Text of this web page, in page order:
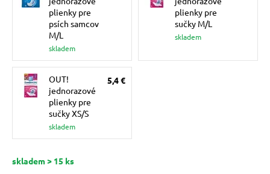
mačky
podložky
plienky pre
psích samcov
M/L
skladem
plienky pre
sučky M/L
skladem
OUT!
jednorazové
plienky pre
sučky XS/S
skladem
5,4 €
skladem > 15 ks